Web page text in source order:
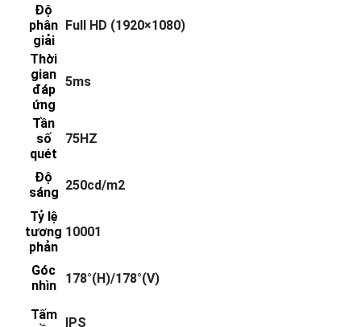
Độ
phân
giải
Full HD (1920×1080)
Thời
gian
đáp
ứng
5ms
Tần
số
quét
75HZ
Độ
sáng 250cd/m2
Tỷ lệ
tương
phản
10001
Góc
nhìn
178°(H)/178°(V)
Tấm
IPS